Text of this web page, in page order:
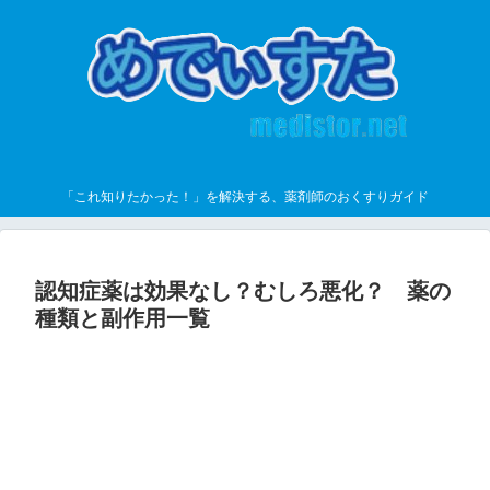
「これ知りたかった！」を解決する、薬剤師のおくすりガイド
認知症薬は効果なし？むしろ悪化？ 薬の
種類と副作用一覧